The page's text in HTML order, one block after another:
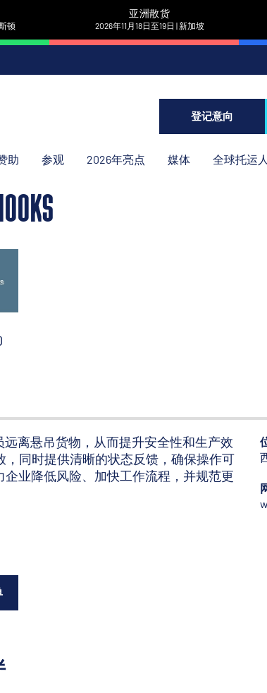
顿
亚洲散货
2026年11月18日至19日 | 新加坡
登记意向
助 参观 2026年亮点 媒体 全球托运
离悬吊货物，从而提升安全性和生产效
同时提供清晰的状态反馈，确保操作可
业降低风险、加快工作流程，并规范更